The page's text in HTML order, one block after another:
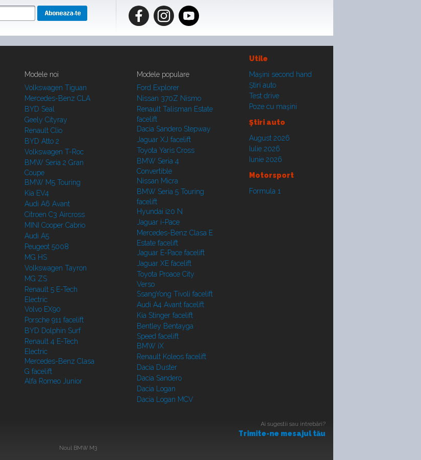
Utile
Modele noi
Volkswagen Tiguan
Mercedes-Benz CLA
BYD Seal
Geely Cityray
Renault Clio
BYD Atto 2
Volkswagen T-Roc
BMW Seria 2 Gran
Coupe
BMW M5 Touring
Kia EV4
Audi A6 Avant
Citroen C3 Aircross
MINI Cooper Cabrio
Audi A5
Peugeot 5008
MG HS
Volkswagen Tayron
MG ZS
Renault 5 E-Tech
Electric
Volvo EX90
Porsche 911 facelift
BYD Dolphin Surf
Renault 4 E-Tech
Electric
Mercedes-Benz Clasa
G facelift
Alfa Romeo Junior
Modele populare
Ford Explorer
Nissan 370Z Nismo
Renault Talisman Estate
facelift
Dacia Sandero Stepway
Jaguar XJ facelift
Toyota Yaris Cross
BMW Seria 4
Convertible
Nissan Micra
BMW Seria 5 Touring
facelift
Hyundai i20 N
Jaguar i-Pace
Mercedes-Benz Clasa E
Estate facelift
Jaguar E-Pace facelift
Jaguar XE facelift
Toyota Proace City
Verso
SsangYong Tivoli facelift
Audi A4 Avant facelift
Kia Stinger facelift
Bentley Bentayga
Speed facelift
BMW iX
Renault Koleos facelift
Dacia Duster
Dacia Sandero
Dacia Logan
Dacia Logan MCV
Maşini second hand
Ştiri auto
Test drive
Poze cu maşini
Ştiri auto
August 2026
Iulie 2026
Iunie 2026
Motorsport
Formula 1
Ai sugestii sau intrebări?
Trimite-ne mesajul tău
Noul BMW M3